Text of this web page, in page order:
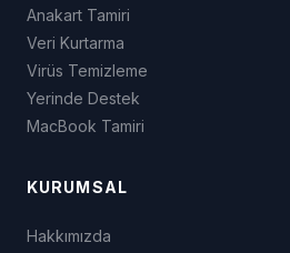
Anakart Tamiri
Veri Kurtarma
Virüs Temizleme
Yerinde Destek
MacBook Tamiri
KURUMSAL
Hakkımızda